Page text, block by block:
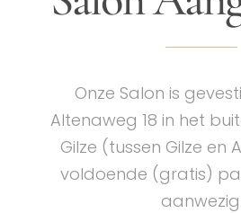
Onze Salon is
Altenaweg 18 in het
Gilze (tussen Gilze en
voldoende (gratis)
aanwezig.